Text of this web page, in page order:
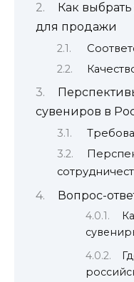
Как
для продажи
сувениров в
Вопрос-